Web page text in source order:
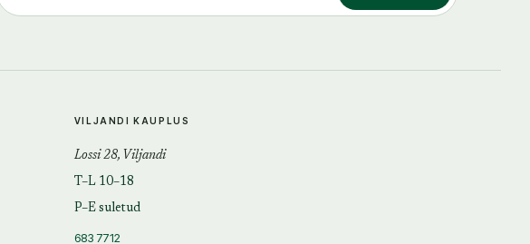
VILJANDI KAUPLUS
Lossi 28, Viljandi
T–L 10–18
P–E suletud
683 7712